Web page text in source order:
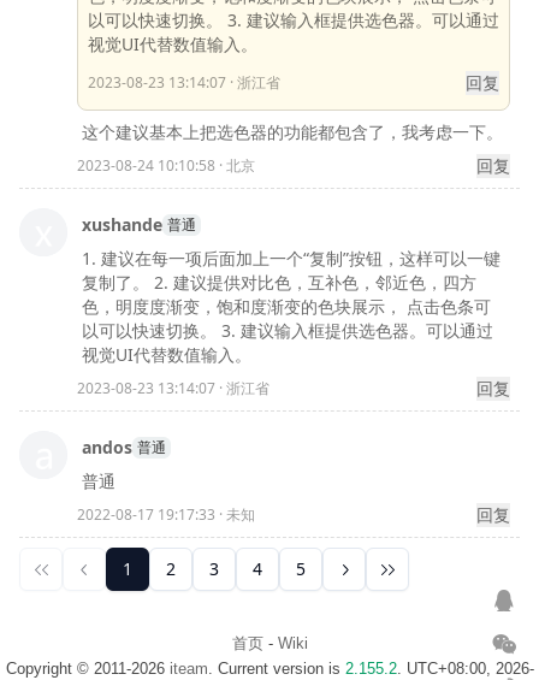
首页- Wiki
Copyright © 2011-2026 iteam . Current version is 2.155.2. UTC+08:00, 2026-